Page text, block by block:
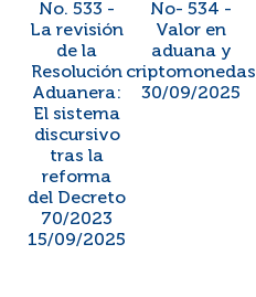
No. 533 -
La revisión
de la
Resolución
Aduanera:
El sistema
discursivo
tras la
reforma
del Decreto
70/2023
15/09/2025
No- 534 -
Valor en
aduana y
criptomonedas
30/09/2025